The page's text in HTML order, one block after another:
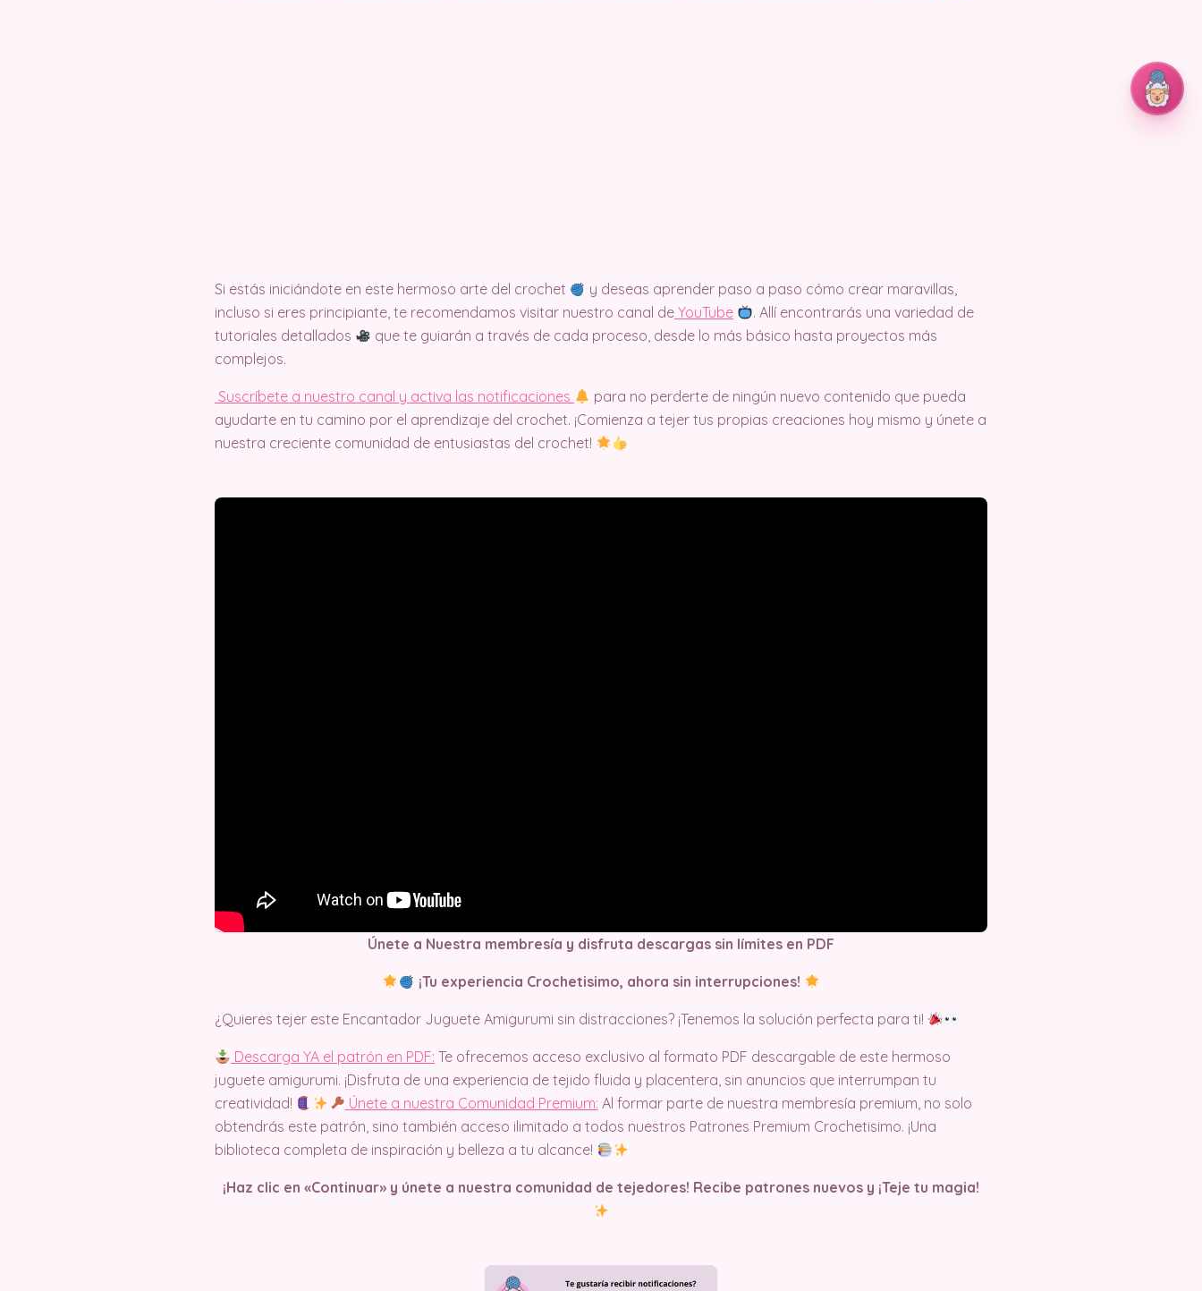
Si estás iniciándote en este hermoso arte del crochet
y deseas aprender paso a paso cómo crear maravillas,
incluso si eres principiante, te recomendamos visitar nuestro canal de YouTube
. Allí encontrarás una variedad de
tutoriales detallados
que te guiarán a través de cada proceso, desde lo más básico hasta proyectos más
complejos.
Suscríbete a nuestro canal y activa las notificaciones
para no perderte de ningún nuevo contenido que pueda
ayudarte en tu camino por el aprendizaje del crochet. ¡Comienza a tejer tus propias creaciones hoy mismo y únete a
nuestra creciente comunidad de entusiastas del crochet!
Únete a Nuestra membresía y disfruta descargas sin límites en PDF
¡Tu experiencia Crochetisimo, ahora sin interrupciones!
¿Quieres tejer este Encantador Juguete Amigurumi sin distracciones? ¡Tenemos la solución perfecta para ti!
Descarga YA el patrón en PDF: Te ofrecemos acceso exclusivo al formato PDF descargable de este hermoso
juguete amigurumi. ¡Disfruta de una experiencia de tejido fluida y placentera, sin anuncios que interrumpan tu
creatividad!
Únete a nuestra Comunidad Premium: Al formar parte de nuestra membresía premium, no solo
obtendrás este patrón, sino también acceso ilimitado a todos nuestros Patrones Premium Crochetisimo. ¡Una
biblioteca completa de inspiración y belleza a tu alcance!
¡Haz clic en «Continuar» y únete a nuestra comunidad de tejedores! Recibe patrones nuevos y ¡Teje tu magia!